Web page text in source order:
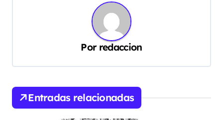
d
e
Por redaccion
Entradas relacionadas